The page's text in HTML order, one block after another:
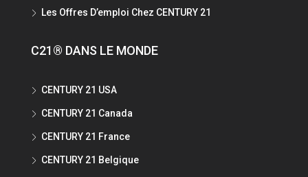
Les Offres D’emploi Chez CENTURY 21
C21® DANS LE MONDE
CENTURY 21 USA
CENTURY 21 Canada
CENTURY 21 France
CENTURY 21 Belgique